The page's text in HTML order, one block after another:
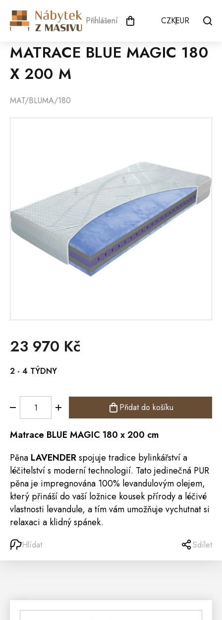
obsah
Přihlášení CZKEUR
MATRACE BLUE MAGIC 180
X 200 M
MAT/BLUMA/180
23 970 Kč
cena:
2 - 4 TÝDNY
Přidat do košíku
Matrace BLUE MAGIC 180 x 200 cm
Pěna LAVENDERspojuje tradice bylinkářství a
léčitelství s moderní technologií. Tato jedinečná PUR
pěna je impregnována 100% levandulovým olejem,
který přináší do vaší ložnice kousek přírody a léčivé
vlastnosti levandule, a tím vám umožňuje vychutnat si
relaxaci a klidný spánek.
Hlídat Sdílet